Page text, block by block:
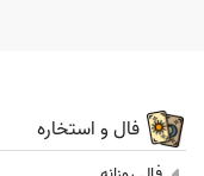
فال و استخاره